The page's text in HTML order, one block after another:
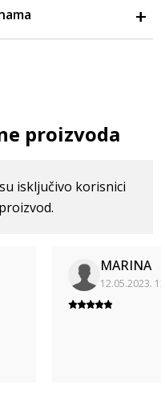
proizvoda
isključivo korisnici
MARINA
12.05.2023.